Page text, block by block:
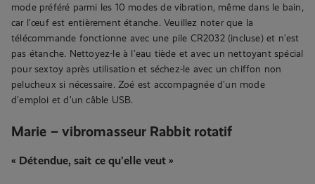
mode préféré parmi les 10 modes de vibration, même dans le bain,
car l’œuf est entièrement étanche. Veuillez noter que la
télécommande fonctionne avec une pile CR2032 (incluse) et n’est
pas étanche. Nettoyez-le à l’eau tiède et avec un nettoyant spécial
pour sextoy après utilisation et séchez-le avec un chiffon non
pelucheux si nécessaire. Zoé est accompagnée d’un mode
d’emploi et d’un câble USB.
Marie – vibromasseur Rabbit rotatif
« Détendue, sait ce qu’elle veut »